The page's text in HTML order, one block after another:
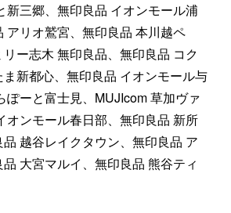
新三郷、無印良品 イオンモール浦
アリオ鷲宮、無印良品 本川越ペ
ー志木 無印良品、無印良品 コク
新都心、無印良品 イオンモール与
ぽーと富士見、MUJIcom 草加ヴァ
オンモール春日部、無印良品 新所
越谷レイクタウン、無印良品 ア
品 大宮マルイ、無印良品 熊谷ティ